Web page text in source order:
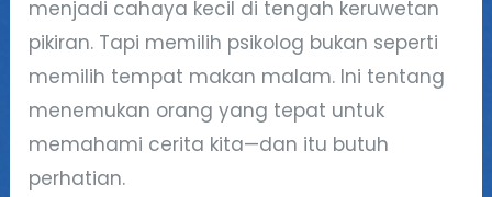
menjadi cahaya kecil di tengah keruwetan
pikiran. Tapi memilih psikolog bukan seperti
memilih tempat makan malam. Ini tentang
menemukan orang yang tepat untuk
memahami cerita kita—dan itu butuh
perhatian.